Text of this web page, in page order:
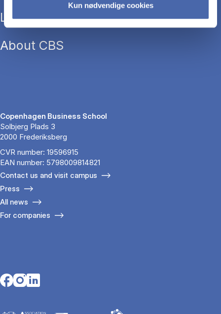
Kun nødvendige cookies
Library
About CBS
Copenhagen Business School
Solbjerg Plads 3
2000 Frederiksberg
CVR number: 19596915
EAN number: 5798009814821
Contact us and visit campus
Press
All news
For companies
Opens in a new tab
Opens in a new tab
Opens in a new tab